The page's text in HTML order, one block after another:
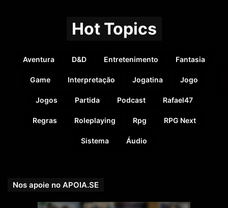
Hot Topics
Aventura D&D Entretenimento Fantasia
Game Interpretação Jogatina Jogo
Jogos Partida Podcast Rafael47
Regras Roleplaying Rpg RPG Next
Sistema Áudio
Nos apoie no APOIA.SE